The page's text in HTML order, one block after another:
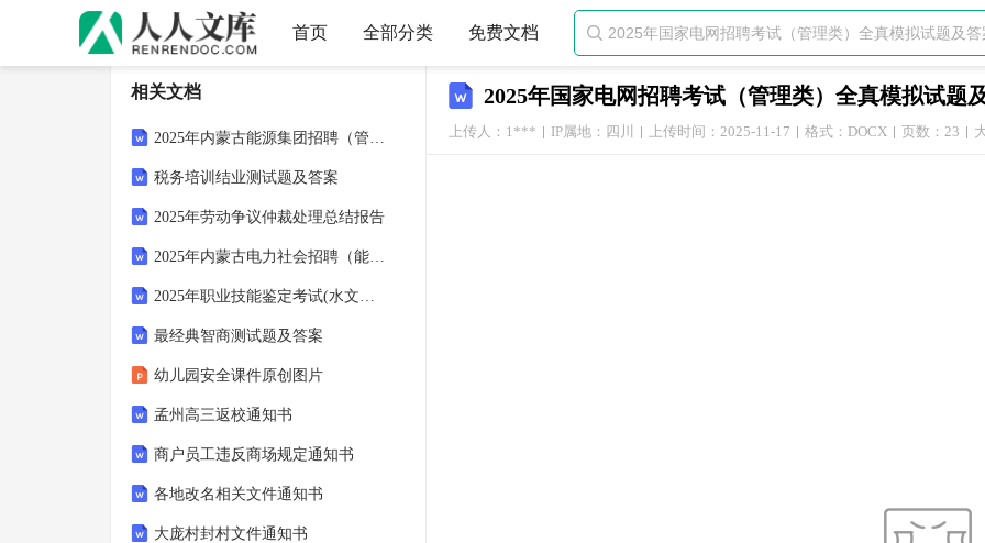
首页 全部分类 免费文档 
2025年国家电网招聘考试（管理类）全真模拟试题
上传人：1*** IP属地：四川 上传时间：2025-11-17 格式：DOCX 页数：23
相关文档
2025年内蒙古能源集团招聘（管理类）复习题库及答案
税务培训结业测试题及答案
2025年劳动争议仲裁处理总结报告
2025年内蒙古电力社会招聘（能源与动力类）考前冲刺模拟题及答案
2025年职业技能鉴定考试(水文勘测工高级技师)历年参考题库含答案
最经典智商测试题及答案
幼儿园安全课件原创图片
孟州高三返校通知书
商户员工违反商场规定通知书
各地改名相关文件通知书
大庞村封村文件通知书